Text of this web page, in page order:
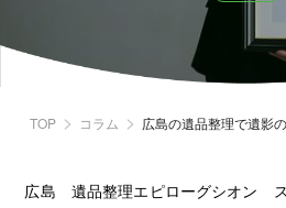
TOP コラム 広島の遺品整理で遺影
広島 遺品整理エピローグシオン ス